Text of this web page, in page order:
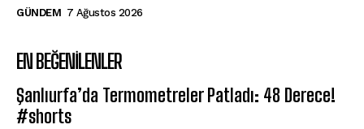
GÜNDEM 7 Ağustos 2026
EN BEĞENILENLER
Şanlıurfa’da Termometreler Patladı: 48 Derece!
#shorts